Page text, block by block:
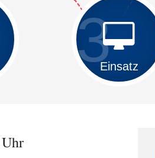
3Einsatz